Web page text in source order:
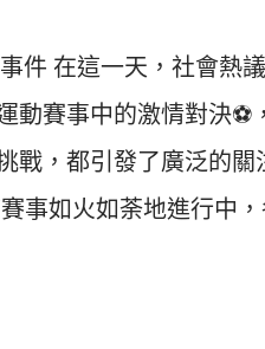
件 在這一天，社會熱
動賽事中的激情對決⚽
戰，都引發了廣泛的
事如火如荼地進行中